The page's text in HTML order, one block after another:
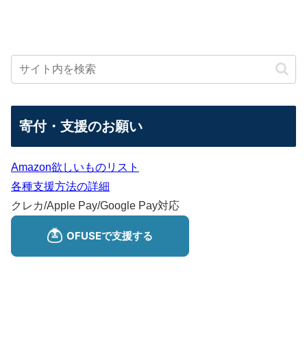
寄付・支援のお願い
Amazon欲しいものリスト
各種支援方法の詳細
クレカ/Apple Pay/Google Pay対応